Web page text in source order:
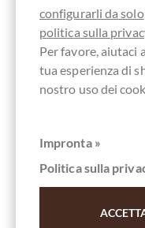
Ihre Meinung
Riassunto
Scrivi valutazione
configurarli da solo
politica sulla
Per favore, aiutaci
tua esperienza di
nostro uso dei
Impronta »
Politica sulla